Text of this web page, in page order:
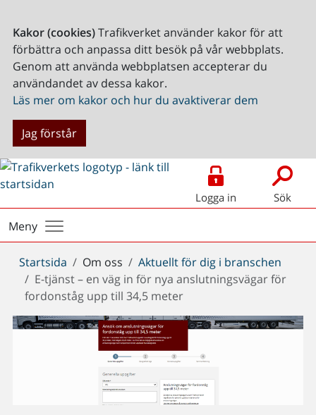
Kakor (cookies)Trafikverket använder kakor för att
förbättra och anpassa ditt besök på vår webbplats.
Genom att använda webbplatsen accepterar du
användandet av dessa kakor.
Läs mer om kakor och hur du avaktiverar dem
Jag förstår
Logga in Sök
Meny
Du
är
här:
Startsida Om oss
Aktuellt för dig i branschen
E-tjänst – en väg in för nya anslutningsvägar för
fordonståg upp till 34,5 meter